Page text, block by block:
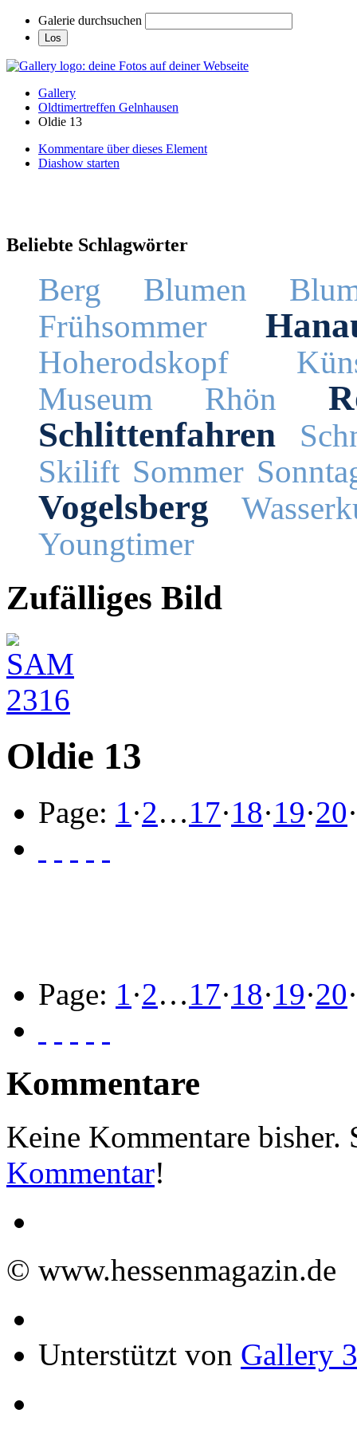
Galerie durchsuchen
Gallery
Oldtimertreffen Gelnhausen
Oldie 13
Kommentare über dieses Element
Diashow starten
Beliebte Schlagwörter
Berg Blumen
Frühsommer
Hoherodskopf
Museum
Rhön
Schlittenfahren
Skilift Sommer
Vogelsberg
Youngtimer
Zufälliges Bild
Oldie 13
Page: 1·2…17·18·19·20·
Page: 1·2…17·18·19·20·
Kommentare
Keine Kommentare bisher.
Kommentar!
© www.hessenmagazin.de
Unterstützt von Gallery